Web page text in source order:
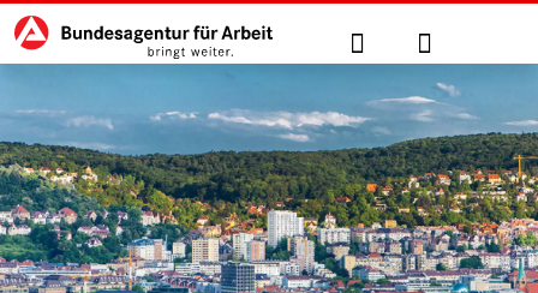
zu den Hauptinhalten springen
Hauptnavigation Suche Anmelden